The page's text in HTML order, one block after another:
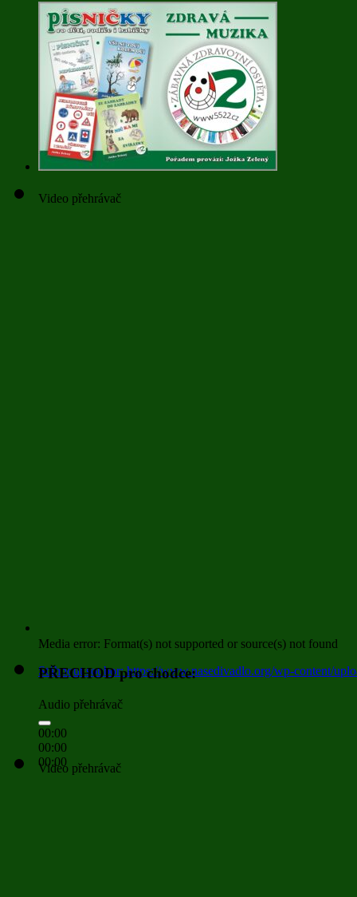
Video přehrávač
Media error: Format(s) not supported or source(s) not found
Stáhnout soubor: https://www.nasedivadlo.org/wp-content/
PŘECHOD pro chodce:
Audio přehrávač
00:00
00:00
00:00
Video přehrávač